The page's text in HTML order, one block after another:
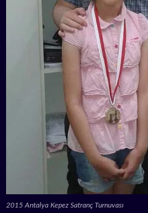
2015 Antalya Kepez Satranç Turnuvası